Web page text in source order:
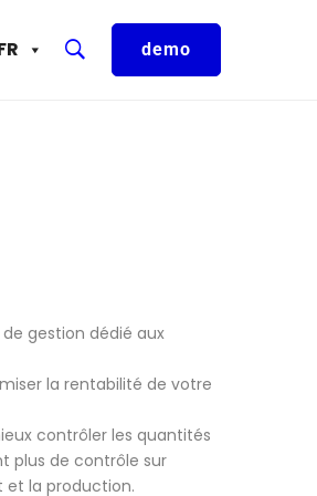
demo
gestion dédié aux
la rentabilité de votre
contrôler les quantités
plus de contrôle sur
et la production.